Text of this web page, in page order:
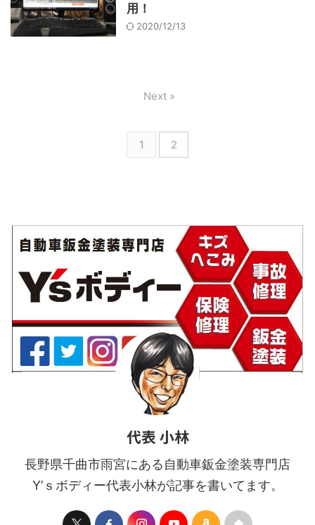
用！
2020/12/13
1 2
Next »
代表 小林
長野県千曲市雨宮にある自動車鈑金塗装専門店
Y’ｓボディー代表小林が記事を書いてます。